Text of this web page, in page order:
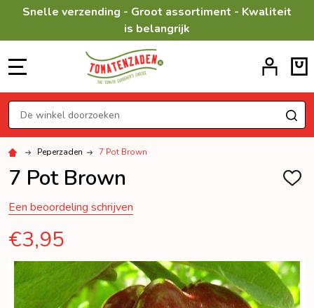
Snelle verzending - Groot assortiment - Kwaliteit
is belangrijk
Zoeken
Peperzaden 7 Pot Brown
7 Pot Brown
Een beoordeling schrijven
€3,95